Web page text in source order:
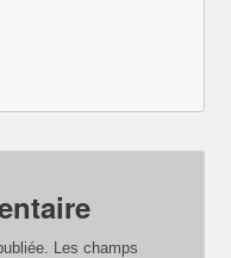
Les champs